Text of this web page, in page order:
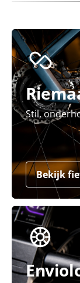
Stil,
Bekijk